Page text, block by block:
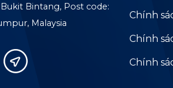
Bintang, Post code:
Malaysia
Chính
Chính
Chính